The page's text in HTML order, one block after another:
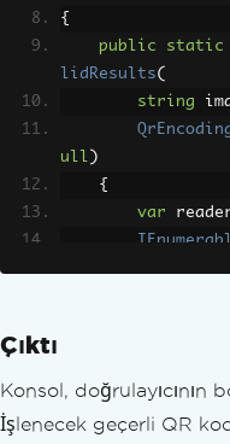
{
public
static
lidResults(
string
ull )
{
var
();
Çıktı
Konsol, doğrulayıcının
İşlenecek geçerli QR